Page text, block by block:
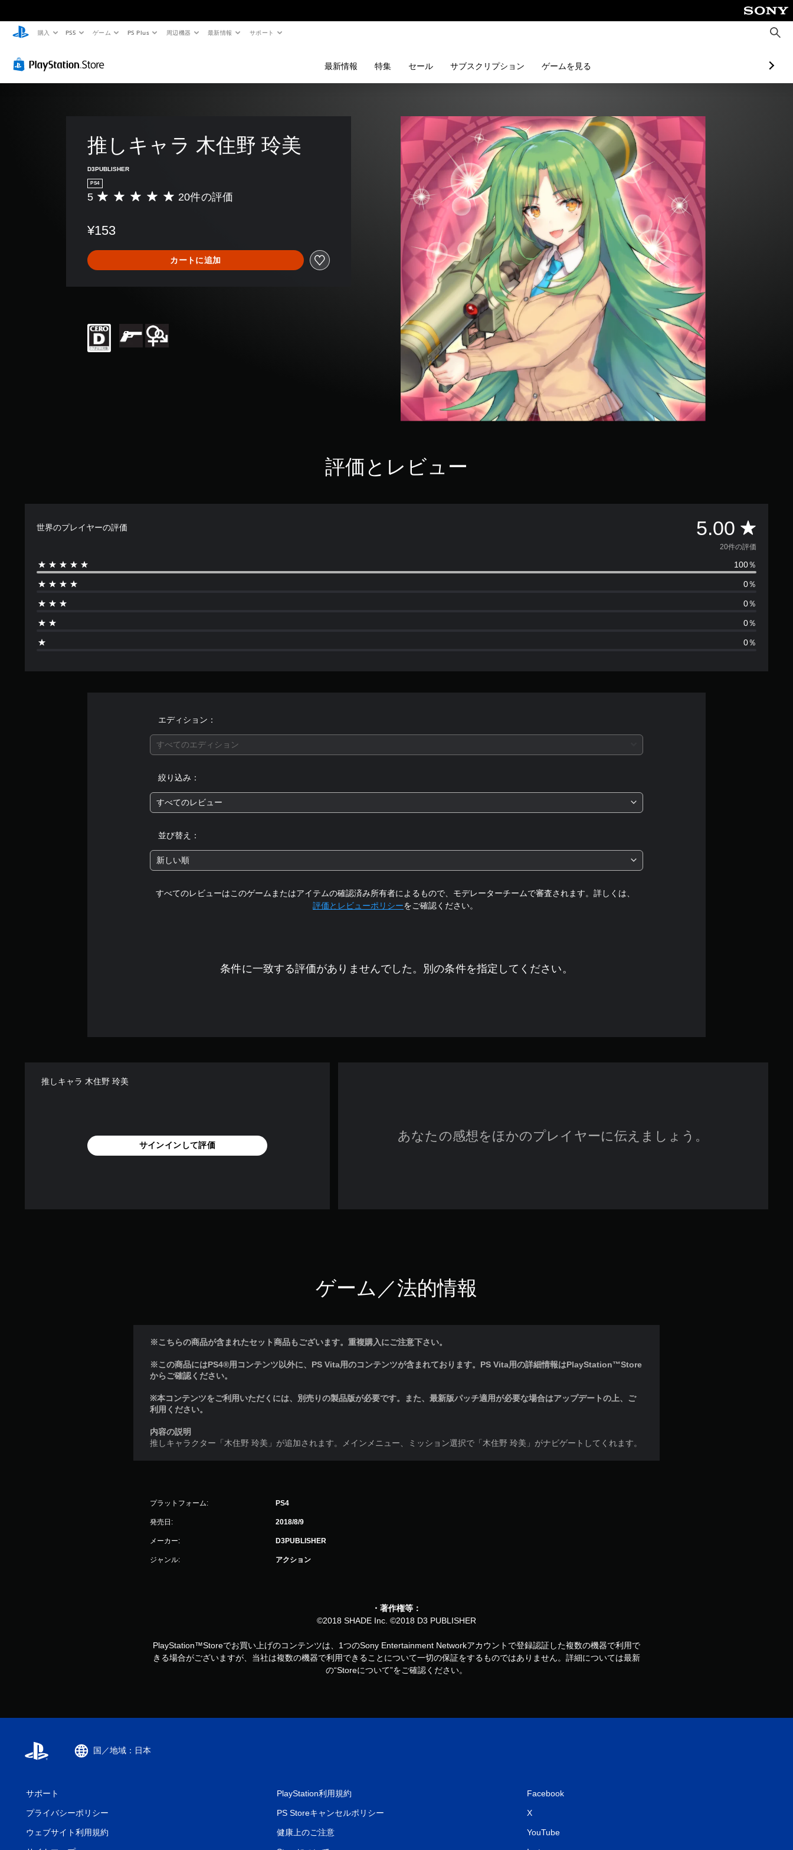
購入 PS5 ゲーム PS Plus 周辺機器 最新情報 サポート
検
索
最新情報 特集 セール サブスクリプション ゲームを見る
推しキャラ 木住野 玲美
D3PUBLISHER
PS4
評
は
0
、
均
5
段
階
5 20件の評価
¥153
カートに追加
評価とレビュー
世界のプレイヤーの評価 5.00 評
価
数
は
2
0
、
20件の評価
100％
0％
0％
0％
0％
エディション：
すべてのエディション
絞り込み：
すべてのレビュー
並び替え：
新しい順
すべてのレビューはこのゲームまたはアイテムの確認済み所有者によるもので、モデレーターチームで審査されます。詳しくは、
評価とレビューポリシーをご確認ください。
条件に一致する評価がありませんでした。別の条件を指定してください。
推しキャラ 木住野 玲美
サインインして評価
あなたの感想をほかのプレイヤーに伝えましょう。
ゲーム／法的情報
※こちらの商品が含まれたセット商品もございます。重複購入にご注意下さい。
※この商品にはPS4®用コンテンツ以外に、PS Vita用のコンテンツが含まれております。PS Vita用の詳細情報はPlayStation™Store
からご確認ください。
※本コンテンツをご利用いただくには、別売りの製品版が必要です。また、最新版パッチ適用が必要な場合はアップデートの上、ご
利用ください。
内容の説明
推しキャラクター「木住野 玲美」が追加されます。メインメニュー、ミッション選択で「木住野 玲美」がナビゲートしてくれます。
プラットフォーム: PS4
発売日: 2018/8/9
メーカー: D3PUBLISHER
ジャンル: アクション
・著作権等：
©2018 SHADE Inc. ©2018 D3 PUBLISHER
PlayStation™Storeでお買い上げのコンテンツは、1つのSony Entertainment Networkアカウントで登録認証した複数の機器で利用で
きる場合がございますが、当社は複数の機器で利用できることについて一切の保証をするものではありません。詳細については最新
の“Storeについて”をご確認ください。
国／地域：日本
サポート
プライバシーポリシー
ウェブサイト利用規約
PlayStation利用規約
PS Storeキャンセルポリシー
健康上のご注意
Facebook
X
YouTube